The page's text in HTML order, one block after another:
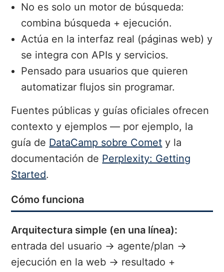
No es solo un motor de búsqueda:
combina búsqueda + ejecución.
Actúa en la interfaz real (páginas web) y
se integra con APIs y servicios.
Pensado para usuarios que quieren
automatizar flujos sin programar.
Fuentes públicas y guías oficiales ofrecen
contexto y ejemplos — por ejemplo, la
guía de DataCamp sobre Comet y la
documentación de Perplexity: Getting
Started.
Cómo funciona
Arquitectura simple (en una línea):
entrada del usuario → agente/plan →
ejecución en la web → resultado +